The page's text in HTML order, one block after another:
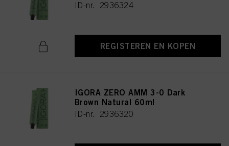
ID-nr. 2936324
REGISTEREN EN KOPEN
IGORA ZERO AMM 3-0 Dark
Brown Natural 60ml
ID-nr. 2936320